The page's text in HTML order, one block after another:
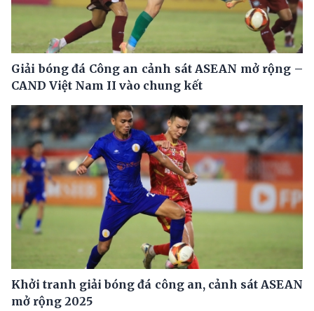
Giải bóng đá Công an cảnh sát ASEAN mở rộng –
CAND Việt Nam II vào chung kết
Khởi tranh giải bóng đá công an, cảnh sát ASEAN
mở rộng 2025